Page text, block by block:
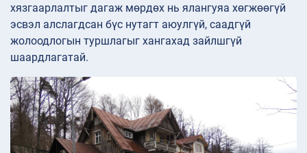
хязгаарлалтыг дагаж мөрдөх нь ялангуяа хөгжөөгүй
эсвэл алслагдсан бүс нутагт аюулгүй, саадгүй
жолоодлогын туршлагыг хангахад зайлшгүй
шаардлагатай.